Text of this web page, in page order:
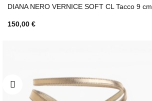
DIANA NERO VERNICE SOFT CL Tacco 9 cm
150,00 €